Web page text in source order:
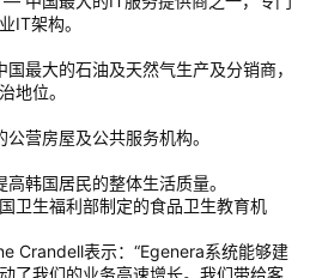
IT架构。
最大的石油及天然气生产及分销商，
地位。
营房屋及公共服务机构。
韩国居民的整体生活质量。
卫生福利部制定的食品卫生教育机
Crandell表示：“Egenera系统能够建